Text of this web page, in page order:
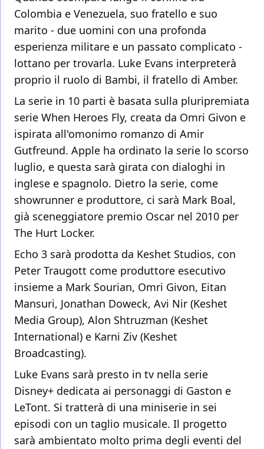
Colombia e Venezuela, suo fratello e suo
marito - due uomini con una profonda
esperienza militare e un passato complicato -
lottano per trovarla. Luke Evans interpreterà
proprio il ruolo di Bambi, il fratello di Amber.
La serie in 10 parti è basata sulla pluripremiata
serie When Heroes Fly, creata da Omri Givon e
ispirata all'omonimo romanzo di Amir
Gutfreund. Apple ha ordinato la serie lo scorso
luglio, e questa sarà girata con dialoghi in
inglese e spagnolo. Dietro la serie, come
showrunner e produttore, ci sarà Mark Boal,
già sceneggiatore premio Oscar nel 2010 per
The Hurt Locker.
Echo 3 sarà prodotta da Keshet Studios, con
Peter Traugott come produttore esecutivo
insieme a Mark Sourian, Omri Givon, Eitan
Mansuri, Jonathan Doweck, Avi Nir (Keshet
Media Group), Alon Shtruzman (Keshet
International) e Karni Ziv (Keshet
Broadcasting).
Luke Evans sarà presto in tv nella serie
Disney+ dedicata ai personaggi di Gaston e
LeTont. Si tratterà di una miniserie in sei
episodi con un taglio musicale. Il progetto
sarà ambientato molto prima degli eventi del